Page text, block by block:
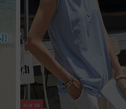
리뷰 58